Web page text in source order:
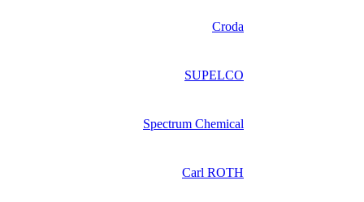
Croda
SUPELCO
Spectrum Chemical
Carl ROTH